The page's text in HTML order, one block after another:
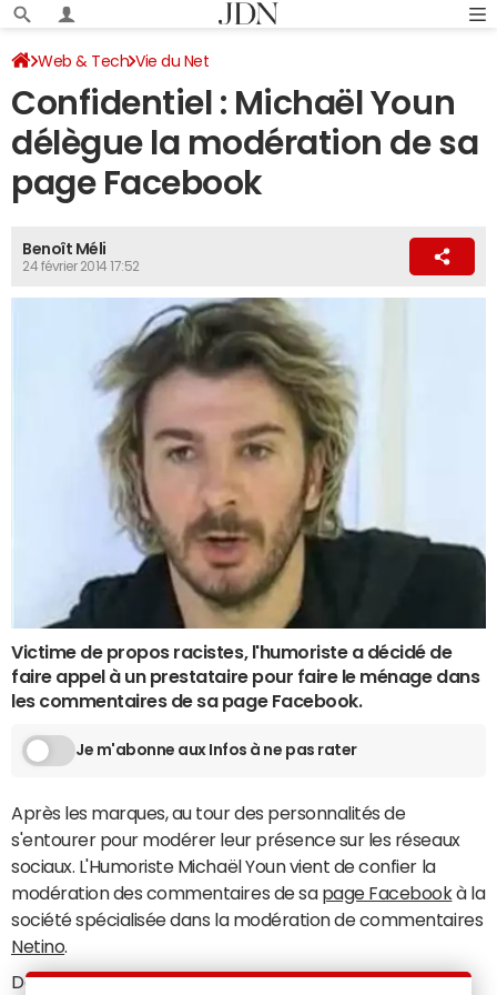
Web & Tech Vie du Net
Confidentiel : Michaël Youn
délègue la modération de sa
page Facebook
Benoît Méli
24 février 2014 17:52
Victime de propos racistes, l'humoriste a décidé de
faire appel à un prestataire pour faire le ménage dans
les commentaires de sa page Facebook.
Je m'abonne aux Infos à ne pas rater
Après les marques, au tour des personnalités de
s'entourer pour modérer leur présence sur les réseaux
sociaux. L'Humoriste Michaël Youn vient de confier la
modération des commentaires de sa page Facebookà la
société spécialisée dans la modération de commentaires
Netino.
Depuis la fin 2013 et l'explosion de l'affaire Dieudonné, le